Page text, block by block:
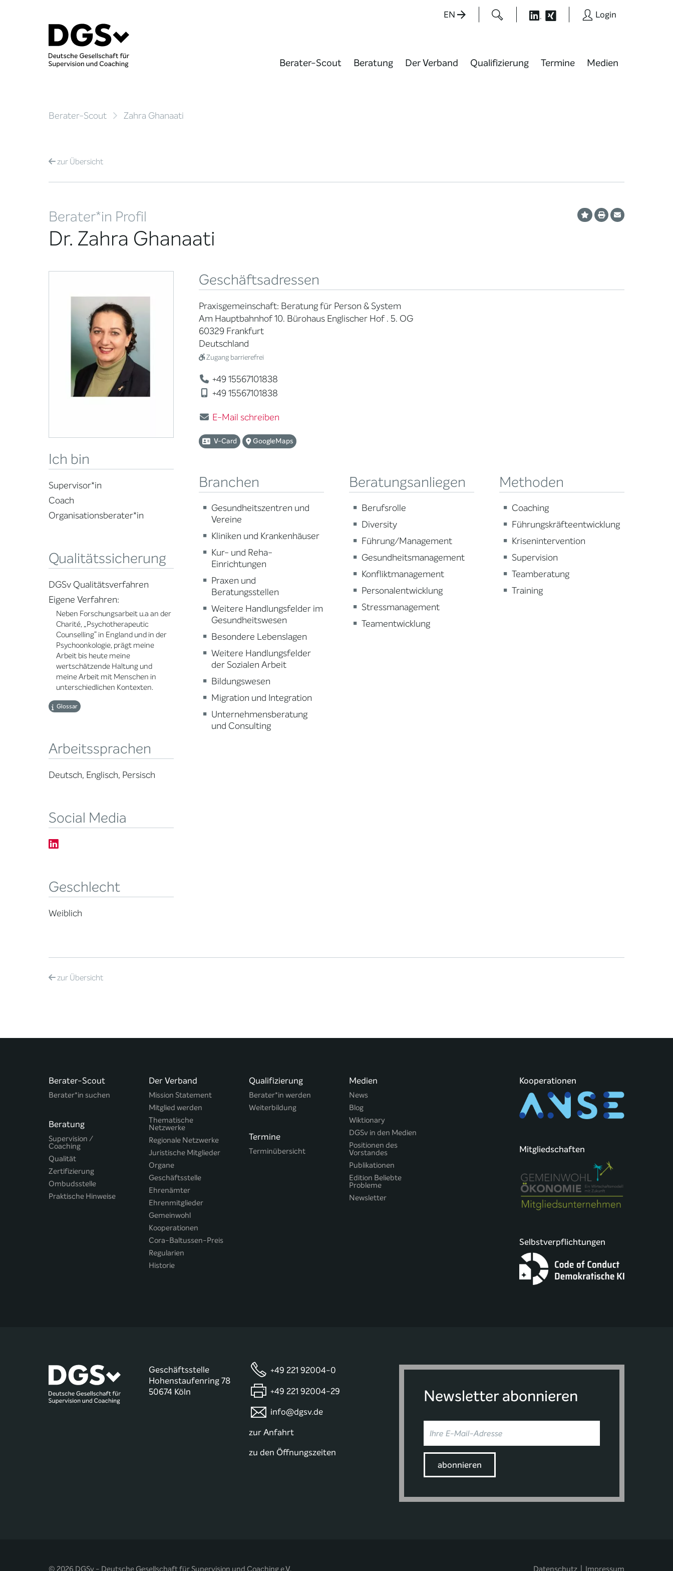
EN Login
Berater-Scout Beratung Der Verband Qualifizierung Termine Medien
Berater-Scout Zahra Ghanaati
zurÜbersicht
Berater*in Profil
Dr. Zahra Ghanaati
Ich bin
Supervisor*in
Coach
Organisationsberater*in
Qualitätssicherung
DGSv Qualitätsverfahren
Eigene Verfahren:
Neben Forschungsarbeit u.a an der
Charité, „Psychotherapeutic
Counselling“ in England und in der
Psychoonkologie, prägt meine
Arbeit bis heute meine
wertschätzende Haltung und
meine Arbeit mit Menschen in
unterschiedlichen Kontexten.
Glossar
Arbeitssprachen
Deutsch, Englisch, Persisch
Social Media
Geschlecht
Weiblich
Geschäftsadressen
Praxisgemeinschaft: Beratung für Person & System
Am Hauptbahnhof 10. Bürohaus Englischer Hof . 5. OG
60329 Frankfurt
Deutschland
Zugang barrierefrei
+49 15567101838
+49 15567101838
E-Mail schreiben
V-Card GoogleMaps
Branchen
Gesundheitszentren und
Vereine
Kliniken und Krankenhäuser
Kur- und Reha-
Einrichtungen
Praxen und
Beratungsstellen
Weitere Handlungsfelder im
Gesundheitswesen
Besondere Lebenslagen
Weitere Handlungsfelder
der Sozialen Arbeit
Bildungswesen
Migration und Integration
Unternehmensberatung
und Consulting
Beratungsanliegen
Berufsrolle
Diversity
Führung/Management
Gesundheitsmanagement
Konfliktmanagement
Personalentwicklung
Stressmanagement
Teamentwicklung
Methoden
Coaching
Führungskräfteentwicklung
Krisenintervention
Supervision
Teamberatung
Training
zurÜbersicht
Berater-Scout
Berater*in suchen
Beratung
Supervision /
Coaching
Qualität
Zertifizierung
Ombudsstelle
Praktische Hinweise
Der Verband
Mission Statement
Mitglied werden
Thematische
Netzwerke
Regionale Netzwerke
Juristische Mitglieder
Organe
Geschäftsstelle
Ehrenämter
Ehrenmitglieder
Gemeinwohl
Kooperationen
Cora-Baltussen-Preis
Regularien
Historie
Qualifizierung
Berater*in werden
Weiterbildung
Termine
Terminübersicht
Medien
News
Blog
Wiktionary
DGSv in den Medien
Positionen des
Vorstandes
Publikationen
Edition Beliebte
Probleme
Newsletter
Kooperationen
Mitgliedschaften
Selbstverpflichtungen
Geschäftsstelle
Hohenstaufenring 78
50674 Köln
+49 221 92004-0
+49 221 92004-29
info@dgsv.de
zur Anfahrt
zu den Öffnungszeiten
Newsletter abonnieren